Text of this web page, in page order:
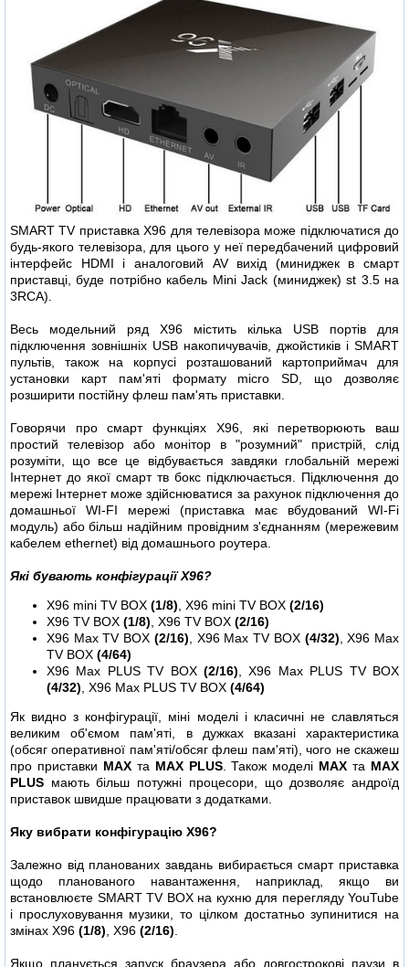
SMART TV приставка X96 для телевізора може підключатися до
будь-якого телевізора, для цього у неї передбачений цифровий
інтерфейс HDMI і аналоговий AV вихід (миниджек в смарт
приставці, буде потрібно кабель Mini Jack (миниджек) st 3.5 на
3RCA).
Весь модельний ряд X96 містить кілька USB портів для
підключення зовнішніх USB накопичувачів, джойстиків і SMART
пультів, також на корпусі розташований картоприймач для
установки карт пам'яті формату micro SD, що дозволяє
розширити постійну флеш пам'ять приставки.
Говорячи про смарт функціях X96, які перетворюють ваш
простий телевізор або монітор в "розумний" пристрій, слід
розуміти, що все це відбувається завдяки глобальній мережі
Інтернет до якої смарт тв бокс підключається. Підключення до
мережі Інтернет може здійснюватися за рахунок підключення до
домашньої WI-FI мережі (приставка має вбудований WI-Fi
модуль) або більш надійним провідним з'єднанням (мережевим
кабелем ethernet) від домашнього роутера.
Які бувають конфігурації X96?
X96 mini TV BOX (1/8) , X96 mini TV BOX (2/16)
X96 TV BOX (1/8) , X96 TV BOX (2/16)
X96 Max TV BOX (2/16) , X96 Max TV BOX (4/32) , X96 Max
TV BOX (4/64)
X96 Max PLUS TV BOX (2/16) , X96 Max PLUS TV BOX
(4/32) , X96 Max PLUS TV BOX (4/64)
Як видно з конфігурації, міні моделі і класичні не славляться
великим об'ємом пам'яті, в дужках вказані характеристика
(обсяг оперативної пам'яті/обсяг флеш пам'яті), чого не скажеш
про приставки MAXта MAX PLUS. Також моделі MAX та MAX
PLUS мають більш потужні процесори, що дозволяє андроїд
приставок швидше працювати з додатками.
Яку вибрати конфігурацію X96?
Залежно від планованих завдань вибирається смарт приставка
щодо планованого навантаження, наприклад, якщо ви
встановлюєте SMART TV BOX на кухню для перегляду YouTube
і прослуховування музики, то цілком достатньо зупинитися на
змінах X96 (1/8) , X96 (2/16)
Якщо планується запуск браузера або довгострокові паузи в